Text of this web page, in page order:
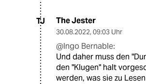
TJ The Jester
30.08.2022, 09:03 Uhr
@Ingo Bernable:
Und daher muss den
den "Klugen" halt
werden, was sie zu